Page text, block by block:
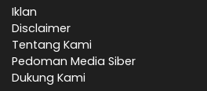
Iklan
Disclaimer
Tentang Kami
Pedoman Media Siber
Dukung Kami